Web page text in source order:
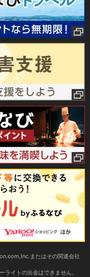
またはその関連会社
ライトの出金はできません。